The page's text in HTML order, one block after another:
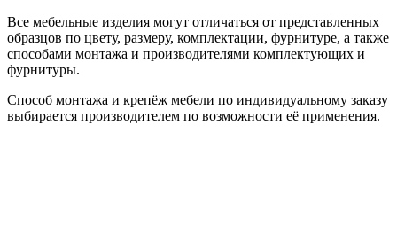
Все мебельные изделия могут отличаться от представленных
образцов по цвету, размеру, комплектации, фурнитуре, а также
способами монтажа и производителями комплектующих и
фурнитуры.
Способ монтажа и крепёж мебели по индивидуальному заказу
выбирается производителем по возможности её применения.